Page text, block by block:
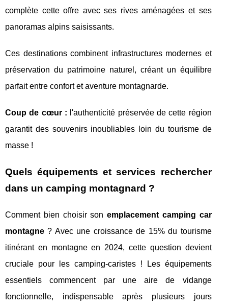
complète cette offre avec ses rives aménagées et ses
panoramas alpins saisissants.
Ces destinations combinent infrastructures modernes et
préservation du patrimoine naturel, créant un équilibre
parfait entre confort et aventure montagnarde.
Coup de cœur : l'authenticité préservée de cette région
garantit des souvenirs inoubliables loin du tourisme de
masse !
Quels équipements et services rechercher
dans un camping montagnard ?
Comment bien choisir sonemplacement camping car
montagne ? Avec une croissance de 15% du tourisme
itinérant en montagne en 2024, cette question devient
cruciale pour les camping-caristes ! Les équipements
essentiels commencent par une aire de vidange
fonctionnelle, indispensable après plusieurs jours